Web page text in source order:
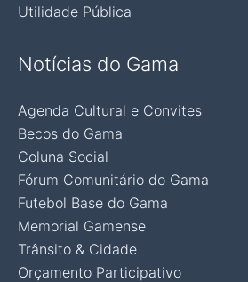
Utilidade Pública
Notícias do Gama
Agenda Cultural e Convites
Becos do Gama
Coluna Social
Fórum Comunitário do Gama
Futebol Base do Gama
Memorial Gamense
Trânsito & Cidade
Orçamento Participativo